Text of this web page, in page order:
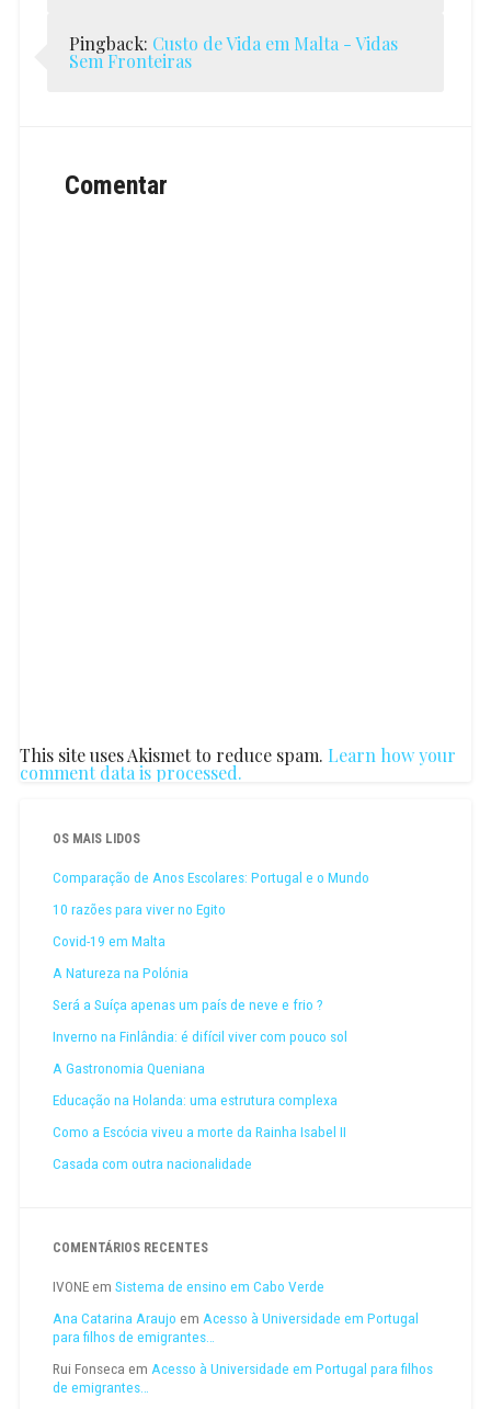
Pingback: Custo de Vida em Malta - Vidas
Sem Fronteiras
Comentar
This site uses Akismet to reduce spam. Learn how your
comment data is processed.
OS MAIS LIDOS
Comparação de Anos Escolares: Portugal e o Mundo
10 razões para viver no Egito
Covid-19 em Malta
A Natureza na Polónia
Será a Suíça apenas um país de neve e frio ?
Inverno na Finlândia: é difícil viver com pouco sol
A Gastronomia Queniana
Educação na Holanda: uma estrutura complexa
Como a Escócia viveu a morte da Rainha Isabel II
Casada com outra nacionalidade
COMENTÁRIOS RECENTES
IVONEem Sistema de ensino em Cabo Verde
Ana Catarina Araujo em Acesso à Universidade em Portugal
para filhos de emigrantes…
Rui Fonseca em Acesso à Universidade em Portugal para filhos
de emigrantes…